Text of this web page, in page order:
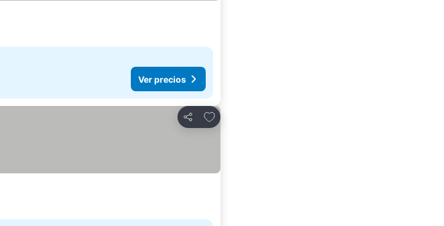
Ver precios
Compartir
Añadir a favoritos